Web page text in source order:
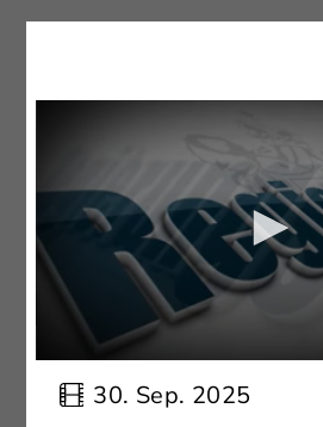
30. Sep. 2025